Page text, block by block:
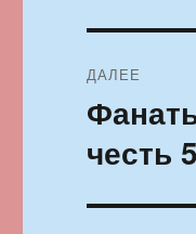
ДАЛЕЕ
Следующая
честь